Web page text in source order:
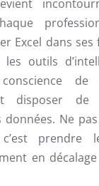
Excel dans
outils
disposer
Ne
c’est
en